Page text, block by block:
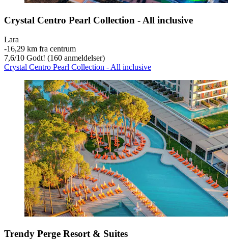
Crystal Centro Pearl Collection - All inclusive
Lara
‐16,29 km fra centrum
7,6/10 Godt! (160 anmeldelser)
Crystal Centro Pearl Collection - All inclusive
Trendy Perge Resort & Suites